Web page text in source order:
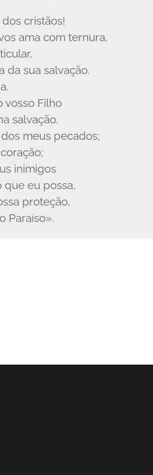
cristãos!
ama com ternura,
da sua salvação.
vosso Filho
salvação.
meus pecados;
inimigos
que eu possa,
proteção,
Paraíso».